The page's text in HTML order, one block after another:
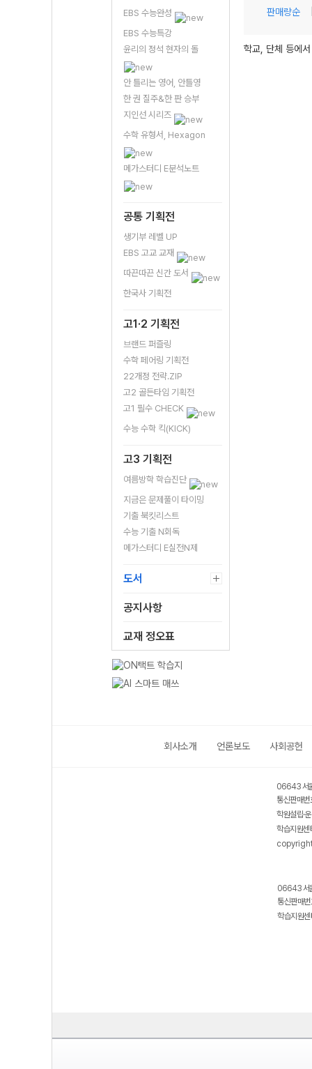
EBS 수능완성
EBS 수능특강
윤리의 정석 현자의 돌
안 틀리는 영어, 안틀영
한 권 질주&한 판 승부
지인선 시리즈
수학 유형서, Hexagon
메가스터디 E분석노트
공통 기획전
생기부 레벨 UP
EBS 고교 교재
따끈따끈 신간 도서
한국사 기획전
고1·2 기획전
브랜드 퍼즐링
수학 페어링 기획전
22개정 전략.ZIP
고2 골든타임 기획전
고1 필수 CHECK
수능 수학 킥(KICK)
고3 기획전
여름방학 학습진단
지금은 문제풀이 타이밍
기출 북킷리스트
수능 기출 N회독
메가스터디 E실전N제
도서
공지사항
교재 정오표
판매량순
학교, 단체 등에
회사소개 언론보도 사회공헌
06643 서
통신판매
학원설립·
학습지원
06643 서
통신판매
학습지원